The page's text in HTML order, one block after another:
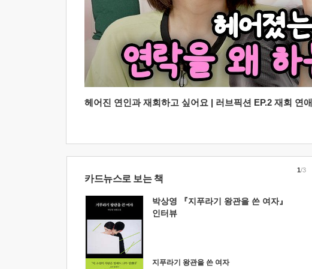
헤어진 연인과 재회하고 싶어요 | 러브픽션 EP.2 재회 연
카드뉴스로 보는 책
박상영 『지푸라기 왕관을 쓴 여자』
인터뷰
지푸라기 왕관을 쓴 여자
1/3